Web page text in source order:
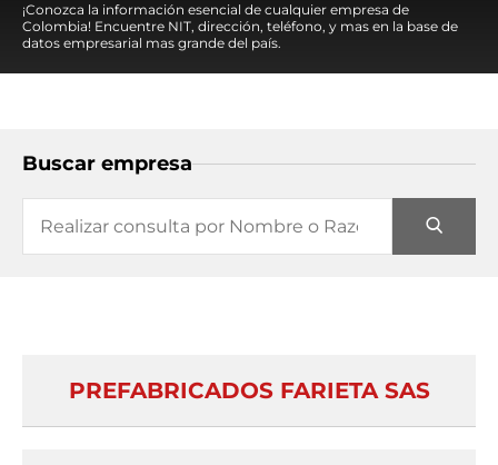
¡Conozca la información esencial de cualquier empresa de
Colombia! Encuentre NIT, dirección, teléfono, y mas en la base de
datos empresarial mas grande del país.
Buscar empresa
PREFABRICADOS FARIETA SAS